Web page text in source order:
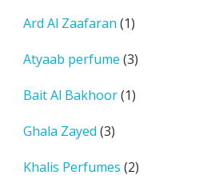
Ard Al Zaafaran 11
phẩm
Atyaab perfume 33
phẩm
Bait Al Bakhoor 11
Ghala Zayed 33
phẩm
Khalis Perfumes 22